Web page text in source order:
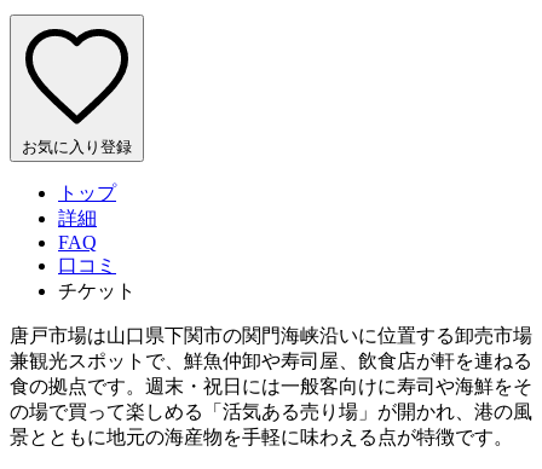
お気に入り登録
トップ
詳細
FAQ
口コミ
チケット
唐戸市場は山口県下関市の関門海峡沿いに位置する卸売市場
兼観光スポットで、鮮魚仲卸や寿司屋、飲食店が軒を連ねる
食の拠点です。週末・祝日には一般客向けに寿司や海鮮をそ
の場で買って楽しめる「活気ある売り場」が開かれ、港の風
景とともに地元の海産物を手軽に味わえる点が特徴です。